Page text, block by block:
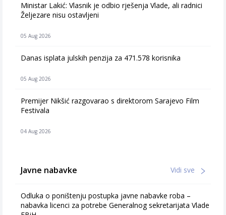
Ministar Lakić: Vlasnik je odbio rješenja Vlade, ali radnici
Željezare nisu ostavljeni
05 Aug 2026
Danas isplata julskih penzija za 471.578 korisnika
05 Aug 2026
Premijer Nikšić razgovarao s direktorom Sarajevo Film
Festivala
04 Aug 2026
Javne nabavke Vidi sve
Odluka o poništenju postupka javne nabavke roba –
nabavka licenci za potrebe Generalnog sekretarijata Vlade